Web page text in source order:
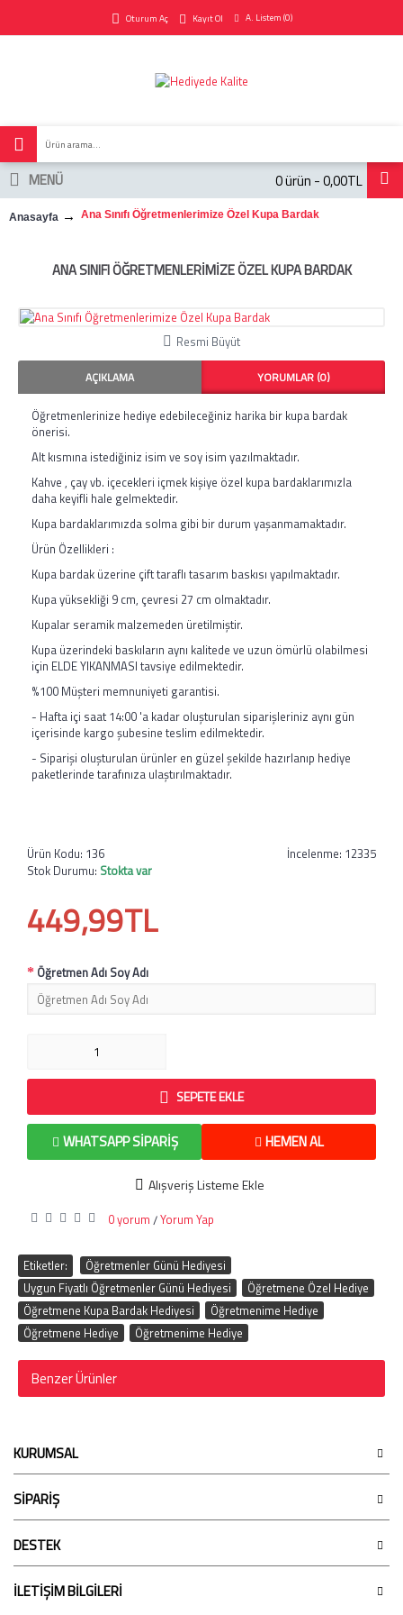
Oturum Aç Kayıt Ol A. Listem (0)
0 ürün - 0,00TL
MENÜ
Anasayfa Ana Sınıfı Öğretmenlerimize Özel Kupa Bardak
ANA SINIFI ÖĞRETMENLERIMIZE ÖZEL KUPA BARDAK
Resmi Büyüt
AÇIKLAMA YORUMLAR (0)
Öğretmenlerinize hediye edebileceğiniz harika bir kupa bardak
önerisi.
Alt kısmına istediğiniz isim ve soy isim yazılmaktadır.
Kahve , çay vb. içecekleri içmek kişiye özel kupa bardaklarımızla
daha keyifli hale gelmektedir.
Kupa bardaklarımızda solma gibi bir durum yaşanmamaktadır.
Ürün Özellikleri :
Kupa bardak üzerine çift taraflı tasarım baskısı yapılmaktadır.
Kupa yüksekliği 9 cm, çevresi 27 cm olmaktadır.
Kupalar seramik malzemeden üretilmiştir.
Kupa üzerindeki baskıların aynı kalitede ve uzun ömürlü olabilmesi
için ELDE YIKANMASI tavsiye edilmektedir.
%100 Müşteri memnuniyeti garantisi.
- Hafta içi saat 14:00 'a kadar oluşturulan siparişleriniz aynı gün
içerisinde kargo şubesine teslim edilmektedir.
- Siparişi oluşturulan ürünler en güzel şekilde hazırlanıp hediye
paketlerinde tarafınıza ulaştırılmaktadır.
İncelenme: 12335
Ürün Kodu: 136
Stok Durumu: Stokta var
449,99TL
Öğretmen Adı Soy Adı
SEPETE EKLE
HEMEN AL
WHATSAPP SIPARIŞ
Alışveriş Listeme Ekle
0 yorum /Yorum Yap
Etiketler: Öğretmenler Günü Hediyesi
Uygun Fiyatlı Öğretmenler Günü Hediyesi
Öğretmene Özel Hediye
Öğretmene Kupa Bardak Hediyesi
Öğretmenime Hediye
Öğretmene Hediye
Öğretmenime Hediye
Benzer Ürünler
KURUMSAL
SİPARİŞ
DESTEK
İLETİŞİM BİLGİLERİ